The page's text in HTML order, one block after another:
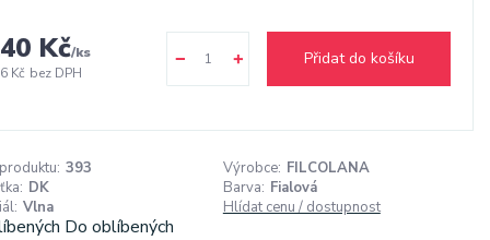
Kč/ks
Kč bez DPH
Přidat do košíku
393 Výrobce: FILCOLANA
DK Barva: Fialová
Vlna Hlídat cenu / dostupnost
Do oblíbených